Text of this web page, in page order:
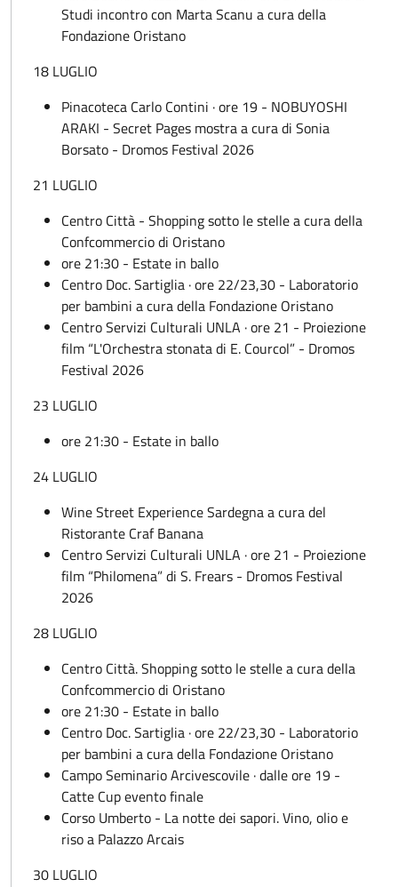
Studi incontro con Marta Scanu a cura della
Fondazione Oristano
18 LUGLIO
Pinacoteca Carlo Contini · ore 19 - NOBUYOSHI
ARAKI - Secret Pages mostra a cura di Sonia
Borsato - Dromos Festival 2026
21 LUGLIO
Centro Città - Shopping sotto le stelle a cura della
Confcommercio di Oristano
ore 21:30 - Estate in ballo
Centro Doc. Sartiglia · ore 22/23,30 - Laboratorio
per bambini a cura della Fondazione Oristano
Centro Servizi Culturali UNLA · ore 21 - Proiezione
film “L'Orchestra stonata di E. Courcol” - Dromos
Festival 2026
23 LUGLIO
ore 21:30 - Estate in ballo
24 LUGLIO
Wine Street Experience Sardegna a cura del
Ristorante Craf Banana
Centro Servizi Culturali UNLA · ore 21 - Proiezione
film “Philomena” di S. Frears - Dromos Festival
2026
28 LUGLIO
Centro Città. Shopping sotto le stelle a cura della
Confcommercio di Oristano
ore 21:30 - Estate in ballo
Centro Doc. Sartiglia · ore 22/23,30 - Laboratorio
per bambini a cura della Fondazione Oristano
Campo Seminario Arcivescovile · dalle ore 19 -
Catte Cup evento finale
Corso Umberto - La notte dei sapori. Vino, olio e
riso a Palazzo Arcais
30 LUGLIO